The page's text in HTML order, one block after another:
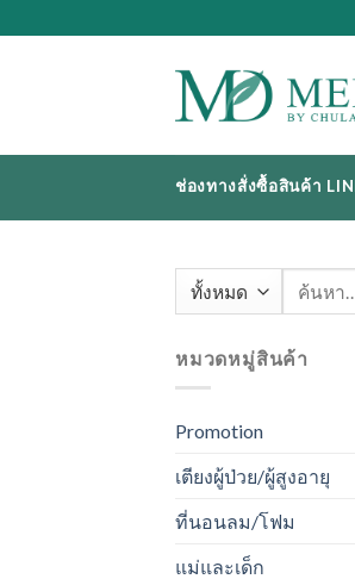
to
ช่องทางสั่งซื้อสินค้า
ค้นหา:
หมวดหมู่สินค้า
Promotion
เตียงผู้ป่วย/ผู้สูงอายุ
ที่นอนลม/โฟม
แม่และเด็ก